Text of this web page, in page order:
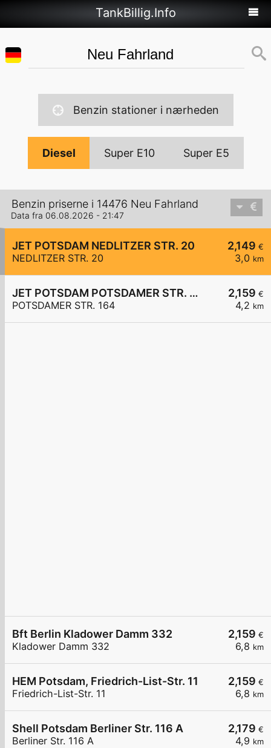
TankBillig.Info
Benzin stationer i nærheden
Diesel Super E10 Super E5
Benzin priserne i 14476 Neu Fahrland
Data fra 06.08.2026 - 21:47
2,149 €
3,0 km
JET POTSDAM NEDLITZER STR. 20
NEDLITZER STR. 20
2,159 €
4,2 km
JET POTSDAM POTSDAMER STR. 164
POTSDAMER STR. 164
2,159 €
6,8 km
Bft Berlin Kladower Damm 332
Kladower Damm 332
2,159 €
6,8 km
HEM Potsdam, Friedrich-List-Str. 11
Friedrich-List-Str. 11
2,179 €
4,9 km
Shell Potsdam Berliner Str. 116 A
Berliner Str. 116 A